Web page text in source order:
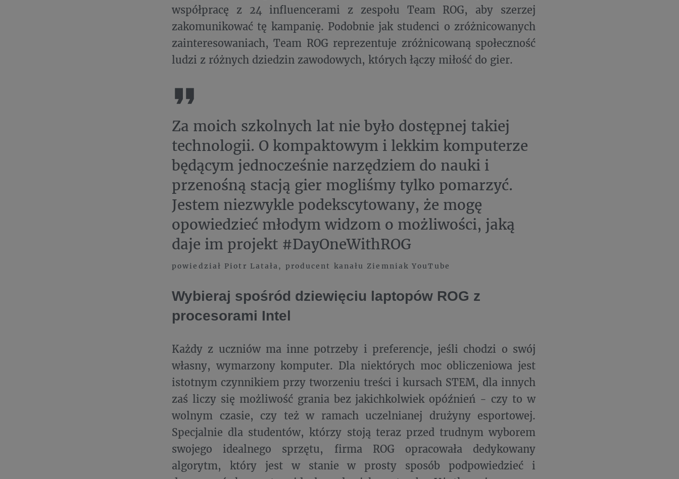
współpracę z 24 influencerami z zespołu Team ROG, aby szerzej
zakomunikować tę kampanię. Podobnie jak studenci o zróżnicowanych
zainteresowaniach, Team ROG reprezentuje zróżnicowaną społeczność
ludzi z różnych dziedzin zawodowych, których łączy miłość do gier.
Za moich szkolnych lat nie było dostępnej takiej
technologii. O kompaktowym i lekkim komputerze
będącym jednocześnie narzędziem do nauki i
przenośną stacją gier mogliśmy tylko pomarzyć.
Jestem niezwykle podekscytowany, że mogę
opowiedzieć młodym widzom o możliwości, jaką
daje im projekt #DayOneWithROG
powiedział Piotr Latała, producent kanału Ziemniak YouTube
Wybieraj spośród dziewięciu laptopów ROG z
procesorami Intel
Każdy z uczniów ma inne potrzeby i preferencje, jeśli chodzi o swój
własny, wymarzony komputer. Dla niektórych moc obliczeniowa jest
istotnym czynnikiem przy tworzeniu treści i kursach STEM, dla innych
zaś liczy się możliwość grania bez jakichkolwiek opóźnień - czy to w
wolnym czasie, czy też w ramach uczelnianej drużyny esportowej.
Specjalnie dla studentów, którzy stoją teraz przed trudnym wyborem
swojego idealnego sprzętu, firma ROG opracowała dedykowany
algorytm, który jest w stanie w prosty sposób podpowiedzieć i